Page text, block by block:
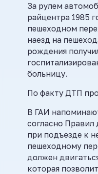
За рулем
райцентра 1985
пешеходном
наезд на
рождения
больницу.
По факту ДТП
В ГАИ
согласно
при подъезде к
пешеходному
должен
которая